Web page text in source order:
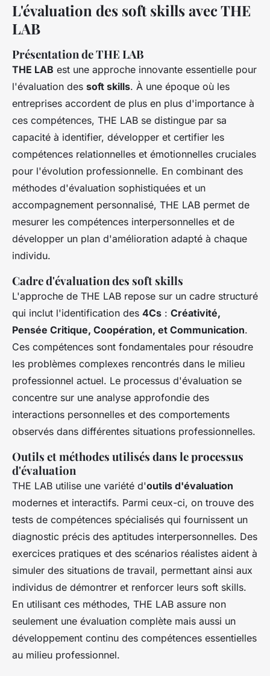
L'évaluation des soft skills avec THE
LAB
Présentation de THE LAB
THE LAB est une approche innovante essentielle pour
l'évaluation des soft skills. À une époque où les
entreprises accordent de plus en plus d'importance à
ces compétences, THE LAB se distingue par sa
capacité à identifier, développer et certifier les
compétences relationnelles et émotionnelles cruciales
pour l'évolution professionnelle. En combinant des
méthodes d'évaluation sophistiquées et un
accompagnement personnalisé, THE LAB permet de
mesurer les compétences interpersonnelles et de
développer un plan d'amélioration adapté à chaque
individu.
Cadre d'évaluation des soft skills
L'approche de THE LAB repose sur un cadre structuré
qui inclut l'identification des 4Cs : Créativité,
Pensée Critique, Coopération, et Communication.
Ces compétences sont fondamentales pour résoudre
les problèmes complexes rencontrés dans le milieu
professionnel actuel. Le processus d'évaluation se
concentre sur une analyse approfondie des
interactions personnelles et des comportements
observés dans différentes situations professionnelles.
Outils et méthodes utilisés dans le processus
d'évaluation
THE LAB utilise une variété d'outils d'évaluation
modernes et interactifs. Parmi ceux-ci, on trouve des
tests de compétences spécialisés qui fournissent un
diagnostic précis des aptitudes interpersonnelles. Des
exercices pratiques et des scénarios réalistes aident à
simuler des situations de travail, permettant ainsi aux
individus de démontrer et renforcer leurs soft skills.
En utilisant ces méthodes, THE LAB assure non
seulement une évaluation complète mais aussi un
développement continu des compétences essentielles
au milieu professionnel.